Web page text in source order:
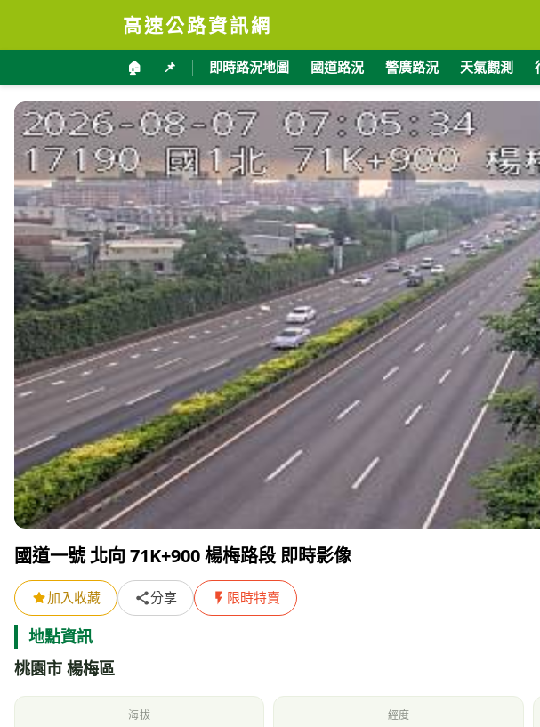
高速公路資訊網
🏠 📌 即時路況地圖 國道路況 警廣路況 天氣觀測
國道一號 北向 71K+900 楊梅路段 即時影像
加入收藏 分享 限時特賣
地點資訊
桃園市 楊梅區
海拔 經度